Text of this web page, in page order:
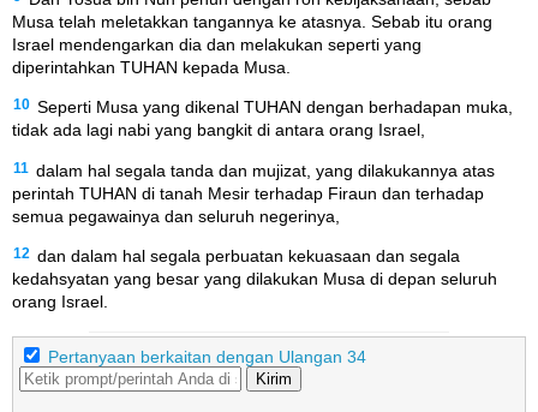
Musa telah meletakkan tangannya ke atasnya. Sebab itu orang
Israel mendengarkan dia dan melakukan seperti yang
diperintahkan TUHAN kepada Musa.
10 Seperti Musa yang dikenal TUHAN dengan berhadapan muka,
tidak ada lagi nabi yang bangkit di antara orang Israel,
11 dalam hal segala tanda dan mujizat, yang dilakukannya atas
perintah TUHAN di tanah Mesir terhadap Firaun dan terhadap
semua pegawainya dan seluruh negerinya,
12 dan dalam hal segala perbuatan kekuasaan dan segala
kedahsyatan yang besar yang dilakukan Musa di depan seluruh
orang Israel.
Pertanyaan berkaitan dengan Ulangan 34
Kirim